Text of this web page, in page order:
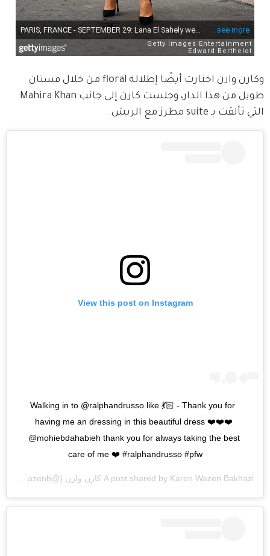
وكارن وازن اختارت أيضًا إطلالة floral من خلال فستان
التي تألقت بـ suite مطرز مع الريش.
View this post on Instagram
Walking in to @ralphandrusso like 💃🏻 - Thank you for
having me an dressing in this beautiful dress ❤️❤️❤️
@mohiebdahabieh thank you for always taking the best
care of me ❤️ #ralphandrusso #pfw
A post shared by Karen Wazen Bakhazi كارن وازن (@karenwazenb) on